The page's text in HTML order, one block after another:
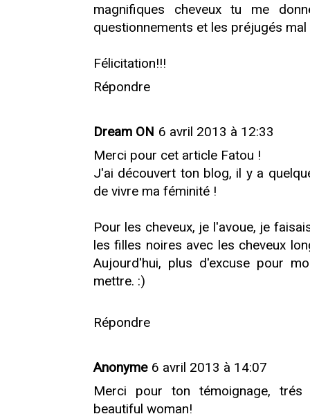
magnifiques cheveux tu me
questionnements et les préjugés
Félicitation!!!
Répondre
Dream ON 6 avril 2013 à 12:33
Merci pour cet article Fatou !
J'ai découvert ton blog, il y a
de vivre ma féminité !
Pour les cheveux, je l'avoue, je
les filles noires avec les cheveux
Aujourd'hui, plus d'excuse pour
mettre. :)
Répondre
Anonyme 6 avril 2013 à 14:07
Merci pour ton témoignage, trés
beautiful woman!